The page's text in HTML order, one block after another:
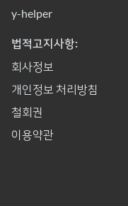
y-helper
법적고지사항:
회사정보
개인정보 처리방침
철회권
이용약관